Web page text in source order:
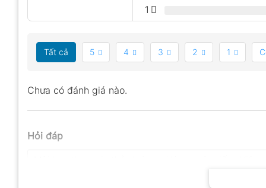
1
Tất cả 5 4 3 2 1
Chưa có đánh giá nào.
Hỏi đáp